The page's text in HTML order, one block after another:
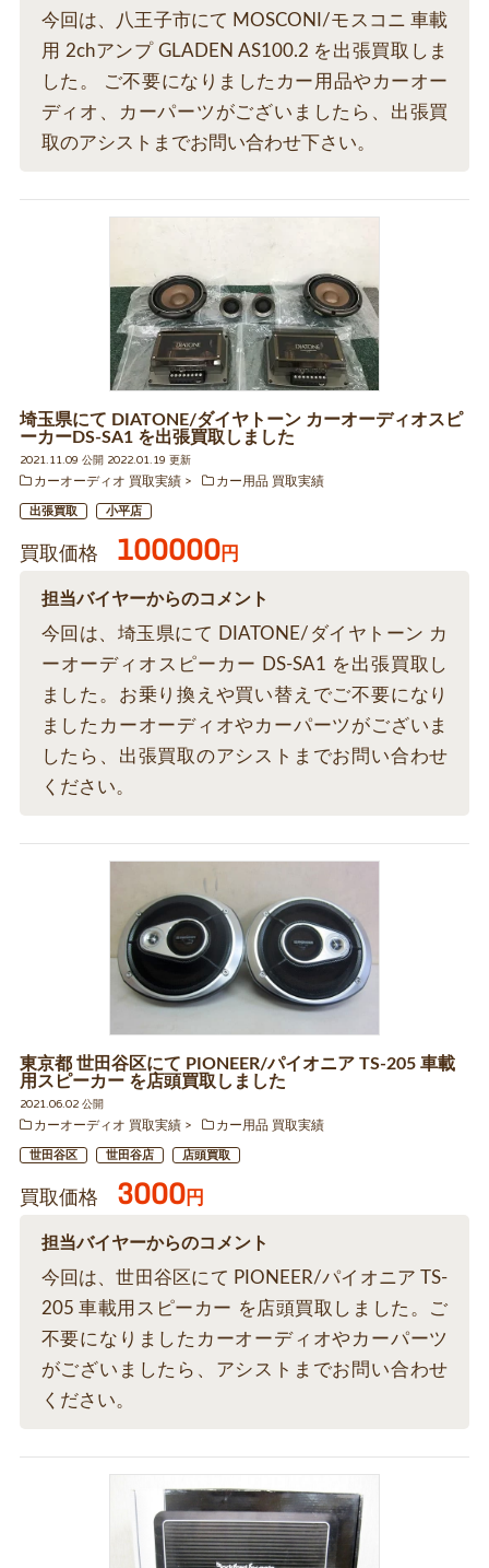
今回は、八王子市にて MOSCONI/モスコニ 車載
用 2chアンプ GLADEN AS100.2 を出張買取しま
した。 ご不要になりましたカー用品やカーオー
ディオ、カーパーツがございましたら、出張買
取のアシストまでお問い合わせ下さい。
埼玉県にて DIATONE/ダイヤトーン カーオーディオスピ
ーカーDS-SA1 を出張買取しました
2021.11.09 公開 2022.01.19 更新
カーオーディオ 買取実績
カー用品 買取実績
出張買取 小平店
買取価格 100000円
担当バイヤーからのコメント
今回は、埼玉県にて DIATONE/ダイヤトーン カ
ーオーディオスピーカー DS-SA1 を出張買取し
ました。お乗り換えや買い替えでご不要になり
ましたカーオーディオやカーパーツがございま
したら、出張買取のアシストまでお問い合わせ
ください。
東京都 世田谷区にて PIONEER/パイオニア TS-205 車載
用スピーカー を店頭買取しました
2021.06.02 公開
カーオーディオ 買取実績
カー用品 買取実績
世田谷区 世田谷店 店頭買取
買取価格 3000円
担当バイヤーからのコメント
今回は、世田谷区にて PIONEER/パイオニア TS-
205 車載用スピーカー を店頭買取しました。ご
不要になりましたカーオーディオやカーパーツ
がございましたら、アシストまでお問い合わせ
ください。